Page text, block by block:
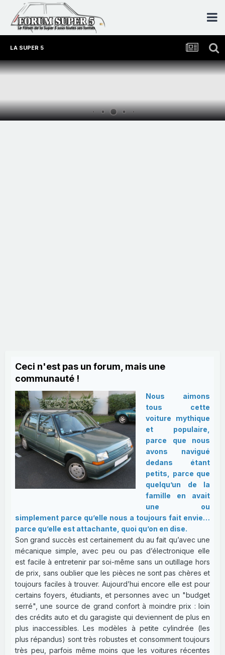
LA SUPER 5
Ceci n'est pas un forum, mais une
communauté !
Nous aimons
tous cette
voiture mythique
et populaire,
parce que nous
avons navigué
dedans étant
petits, parce que
quelqu’un de la
famille en avait
une ou
simplement parce qu’elle nous a toujours fait envie…
parce qu’elle est attachante, quoi qu’on en dise.
Son grand succès est certainement du au fait qu’avec une
mécanique simple, avec peu ou pas d’électronique elle
est facile à entretenir par soi-même sans un outillage hors
de prix, sans oublier que les pièces ne sont pas chères et
toujours faciles à trouver. Aujourd’hui encore elle est pour
certains foyers, étudiants, et personnes avec un "budget
serré", une source de grand confort à moindre prix : loin
des crédits auto et du garagiste qui deviennent de plus en
plus inaccessibles. Les modèles à petite cylindrée (les
plus répandus) sont très robustes et consomment toujours
très peu, parfois même moins que les voitures récentes